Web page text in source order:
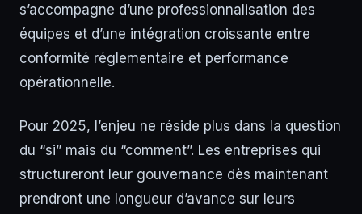
s’accompagne d’une professionnalisation des
équipes et d’une intégration croissante entre
conformité réglementaire et performance
opérationnelle.
Pour 2025, l’enjeu ne réside plus dans la question
du “si” mais du “comment”. Les entreprises qui
structureront leur gouvernance dès maintenant
prendront une longueur d’avance sur leurs